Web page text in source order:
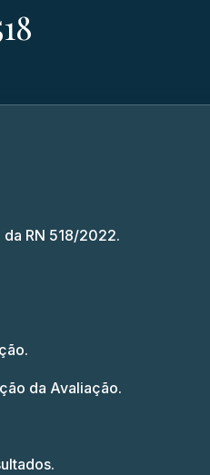
RN 518/2022.
da Avaliação.